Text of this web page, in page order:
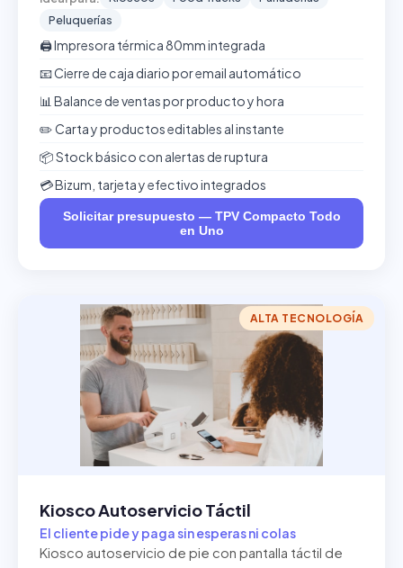
Peluquerías
🖨️ Impresora térmica 80mm integrada
📧 Cierre de caja diario por email automático
📊 Balance de ventas por producto y hora
✏️ Carta y productos editables al instante
📦 Stock básico con alertas de ruptura
💳 Bizum, tarjeta y efectivo integrados
Solicitar presupuesto — TPV Compacto Todo
en Uno
ALTA TECNOLOGÍA
Kiosco Autoservicio Táctil
El cliente pide y paga sin esperas ni colas
Kiosco autoservicio de pie con pantalla táctil de